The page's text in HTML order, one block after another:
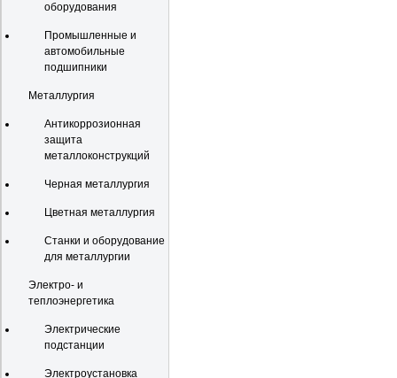
оборудования
Промышленные и
автомобильные
подшипники
Металлургия
Антикоррозионная
защита
металлоконструкций
Черная металлургия
Цветная металлургия
Станки и оборудование
для металлургии
Электро- и
теплоэнергетика
Электрические
подстанции
Электроустановка